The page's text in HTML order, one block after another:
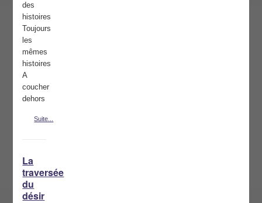
des
histoires
Toujours
les
mêmes
histoires
A
coucher
dehors
Suite...
La
traversée
du
désir